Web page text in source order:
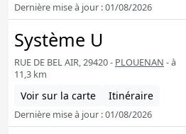
Dernière mise à jour : 01/08/2026
Système U
RUE DE BEL AIR, 29420 - PLOUENAN - à
11,3 km
Voir sur la carte Itinéraire
Dernière mise à jour : 01/08/2026